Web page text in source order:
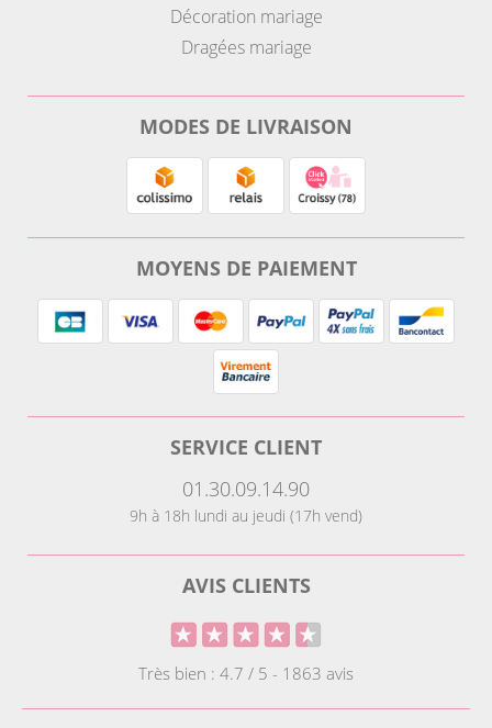
Décoration mariage
Dragées mariage
MODES DE LIVRAISON
MOYENS DE PAIEMENT
SERVICE CLIENT
01.30.09.14.90
9h à 18h lundi au jeudi (17h vend)
AVIS CLIENTS
Très bien : 4.7 / 5 - 1863 avis